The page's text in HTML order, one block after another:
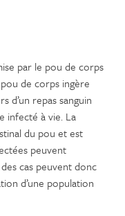
par le pou de corps
de corps ingère
d’un repas sanguin
infecté à vie. La
du pou et est
peuvent
cas peuvent donc
d’une population